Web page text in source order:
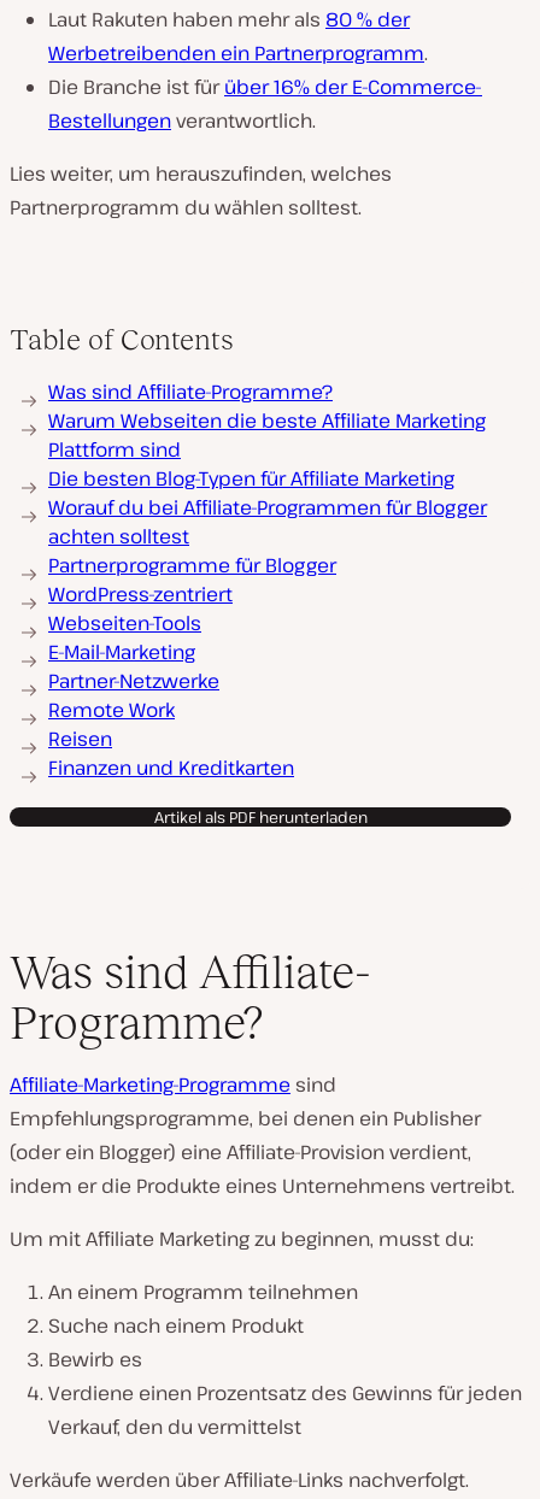
Laut Rakuten haben mehr als 80 % der
Werbetreibenden ein Partnerprogramm.
Die Branche ist fürüber 16% der E-Commerce-
Bestellungenverantwortlich.
Lies weiter, um herauszufinden, welches
Partnerprogramm du wählen solltest.
Table of Contents
Was sind Affiliate-Programme?
Warum Webseiten die beste Affiliate Marketing
Plattform sind
Die besten Blog-Typen für Affiliate Marketing
Worauf du bei Affiliate-Programmen für Blogger
achten solltest
Partnerprogramme für Blogger
WordPress-zentriert
Webseiten-Tools
E-Mail-Marketing
Partner-Netzwerke
Remote Work
Reisen
Finanzen und Kreditkarten
Artikel als PDF herunterladen
Was sind Affiliate-
Programme?
Affiliate-Marketing-Programme sind
Empfehlungsprogramme, bei denen ein Publisher
(oder ein Blogger) eine Affiliate-Provision verdient,
indem er die Produkte eines Unternehmens vertreibt.
Um mit Affiliate Marketing zu beginnen, musst du:
An einem Programm teilnehmen
Suche nach einem Produkt
Bewirb es
Verdiene einen Prozentsatz des Gewinns für jeden
Verkauf, den du vermittelst
Verkäufe werden über Affiliate-Links nachverfolgt.